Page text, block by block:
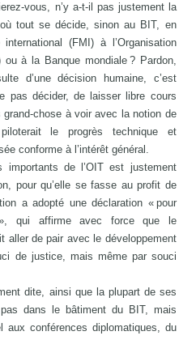
vous, n’y a-t-il pas justement la
tout se décide, sinon au BIT, en
(FMI) à l’Organisation
à la Banque mondiale ? Pardon,
d’une décision humaine, c’est
pas décider, de laisser libre cours
chose à voir avec la notion de
le progrès technique et
conforme à l’intérêt général.
importants de l’OIT est justement
pour qu’elle se fasse au profit de
a adopté une déclaration « pour
», qui affirme avec force que le
aller de pair avec le développement
de justice, mais même par souci
dite, ainsi que la plupart de ses
dans le bâtiment du BIT, mais
aux conférences diplomatiques, du